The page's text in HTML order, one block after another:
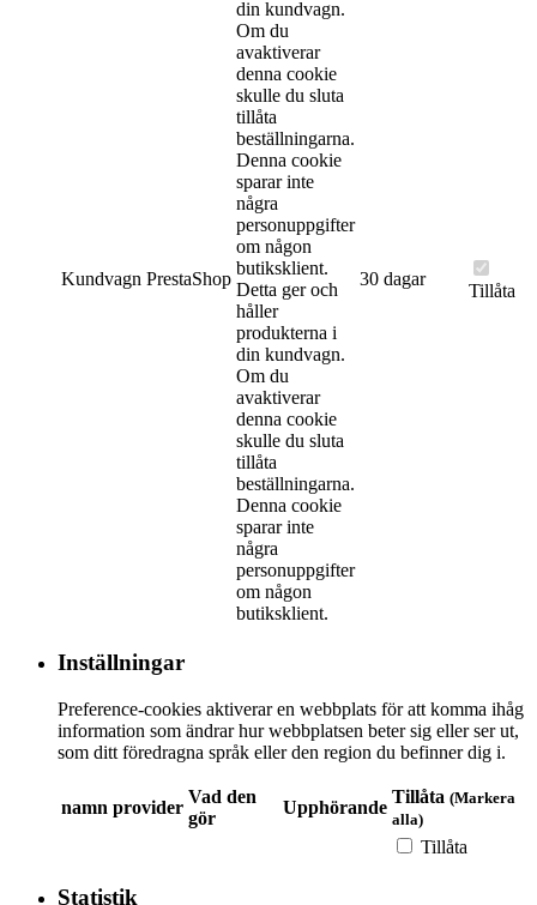
Kundvagn PrestaShop
din kundvagn.
Om du
avaktiverar
denna cookie
skulle du sluta
tillåta
beställningarna.
Denna cookie
sparar inte
några
personuppgifter
om någon
butiksklient.
Detta ger och
håller
produkterna i
din kundvagn.
Om du
avaktiverar
denna cookie
skulle du sluta
tillåta
beställningarna.
Denna cookie
sparar inte
några
personuppgifter
om någon
butiksklient.
30 dagar
Tillåta
Inställningar
Preference-cookies aktiverar en webbplats för att komma ihåg
information som ändrar hur webbplatsen beter sig eller ser ut,
som ditt föredragna språk eller den region du befinner dig i.
namn provider
Vad den
gör
Upphörande
Tillåta (Markera
alla)
Tillåta
Statistik